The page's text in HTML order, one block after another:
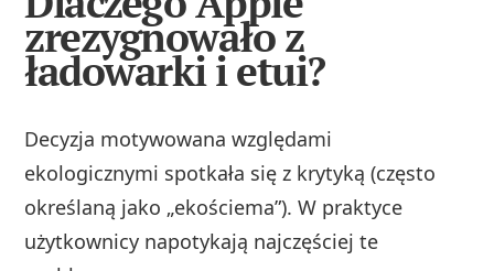
zrezygnowało z
ładowarki i etui?
Decyzja motywowana względami
ekologicznymi spotkała się z krytyką (często
określaną jako „ekościema”). W praktyce
użytkownicy napotykają najczęściej te